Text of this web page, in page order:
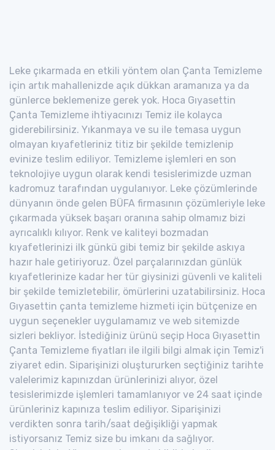
Leke çıkarmada en etkili yöntem olan Çanta Temizleme
için artık mahallenizde açık dükkan aramanıza ya da
günlerce beklemenize gerek yok. Hoca Gıyasettin
Çanta Temizleme ihtiyacınızı Temiz ile kolayca
giderebilirsiniz. Yıkanmaya ve su ile temasa uygun
olmayan kıyafetleriniz titiz bir şekilde temizlenip
evinize teslim ediliyor. Temizleme işlemleri en son
teknolojiye uygun olarak kendi tesislerimizde uzman
kadromuz tarafından uygulanıyor. Leke çözümlerinde
dünyanın önde gelen BÜFA firmasının çözümleriyle leke
çıkarmada yüksek başarı oranına sahip olmamız bizi
ayrıcalıklı kılıyor. Renk ve kaliteyi bozmadan
kıyafetlerinizi ilk günkü gibi temiz bir şekilde askıya
hazır hale getiriyoruz. Özel parçalarınızdan günlük
kıyafetlerinize kadar her tür giysinizi güvenli ve kaliteli
bir şekilde temizletebilir, ömürlerini uzatabilirsiniz. Hoca
Gıyasettin çanta temizleme hizmeti için bütçenize en
uygun seçenekler uygulamamız ve web sitemizde
sizleri bekliyor. İstediğiniz ürünü seçip Hoca Gıyasettin
Çanta Temizleme fiyatları ile ilgili bilgi almak için Temiz'i
ziyaret edin. Siparişinizi oluştururken seçtiğiniz tarihte
valelerimiz kapınızdan ürünlerinizi alıyor, özel
tesislerimizde işlemleri tamamlanıyor ve 24 saat içinde
ürünleriniz kapınıza teslim ediliyor. Siparişinizi
verdikten sonra tarih/saat değişikliği yapmak
istiyorsanız Temiz size bu imkanı da sağlıyor.